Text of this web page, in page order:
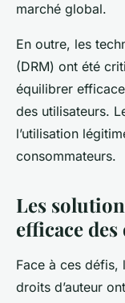
marché global.
En outre, les
(DRM) ont été
équilibrer
des utilisateurs.
l’utilisation
consommateurs.
Les
efficace
Face à ces défis,
droits d’auteur